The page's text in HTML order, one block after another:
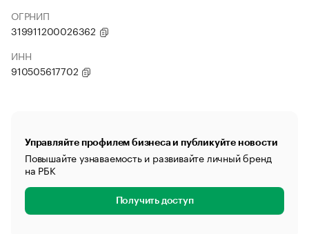
ОГРНИП
319911200026362
ИНН
910505617702
Управляйте профилем бизнеса и публикуйте новости
Повышайте узнаваемость и развивайте личный бренд
на РБК
Получить доступ